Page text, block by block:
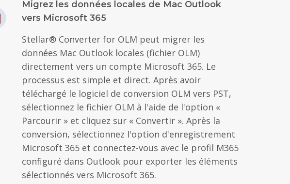
Migrez les données locales de Mac Outlook
vers Microsoft 365
Stellar® Converter for OLM peut migrer les
données Mac Outlook locales (fichier OLM)
directement vers un compte Microsoft 365. Le
processus est simple et direct. Après avoir
téléchargé le logiciel de conversion OLM vers PST,
sélectionnez le fichier OLM à l'aide de l'option «
Parcourir » et cliquez sur « Convertir ». Après la
conversion, sélectionnez l'option d'enregistrement
Microsoft 365 et connectez-vous avec le profil M365
configuré dans Outlook pour exporter les éléments
sélectionnés vers Microsoft 365.